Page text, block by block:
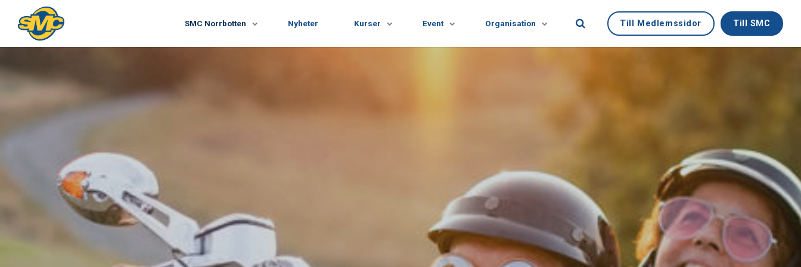
SMC Norrbotten Nyheter Kurser Event Organisation Till Medlemssidor Till SMC